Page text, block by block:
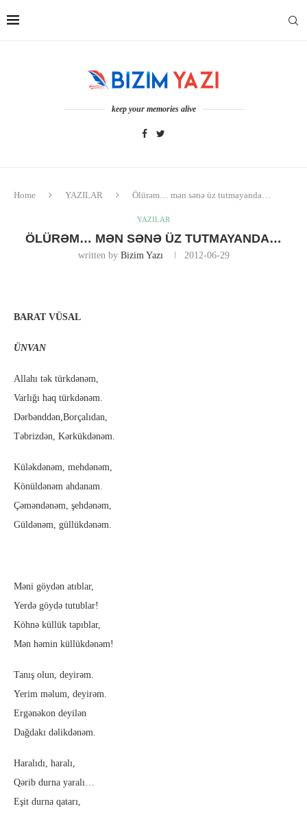
keep your memories alive
Home YAZILAR Ölürəm… mən sənə üz tutmayanda…
YAZILAR
ÖLÜRƏM… MƏN SƏNƏ ÜZ TUTMAYANDA…
written by Bizim Yazı 2012-06-29
BARAT VÜSAL
ÜNVAN
Allahı tək türkdənəm,
Varlığı haq türkdənəm.
Dərbənddən,Borçalıdan,
Təbrizdən, Kərkükdənəm.
Küləkdənəm, mehdənəm,
Könüldənəm ahdanam.
Çəməndənəm, şehdənəm,
Güldənəm, güllükdənəm.
Məni göydən atıblar,
Yerdə göydə tutublar!
Köhnə küllük tapıblar,
Mən həmin küllükdənəm!
Tanış olun, deyirəm.
Yerim məlum, deyirəm.
Ergənəkon deyilən
Dağdakı dəlikdənəm.
Haralıdı, haralı,
Qərib durna yaralı…
Eşit durna qatarı,